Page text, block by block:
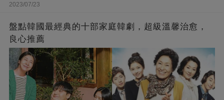
2023/07/23
盤點韓國最經典的十部家庭韓劇，超級溫馨治愈，
良心推薦